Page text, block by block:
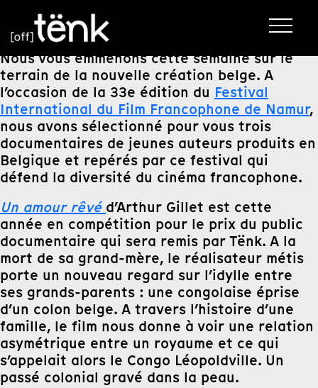
Nous vous emmenons cette semaine sur le
terrain de la nouvelle création belge. A
l’occasion de la 33e édition du Festival
International du Film Francophone de Namur,
nous avons sélectionné pour vous trois
documentaires de jeunes auteurs produits en
Belgique et repérés par ce festival qui
défend la diversité du cinéma francophone.
Un amour rêvéd’Arthur Gillet est cette
année en compétition pour le prix du public
documentaire qui sera remis par Tënk. A la
mort de sa grand-mère, le réalisateur métis
porte un nouveau regard sur l’idylle entre
ses grands-parents : une congolaise éprise
d’un colon belge. A travers l’histoire d’une
famille, le film nous donne à voir une relation
asymétrique entre un royaume et ce qui
s’appelait alors le Congo Léopoldville. Un
passé colonial gravé dans la peau.